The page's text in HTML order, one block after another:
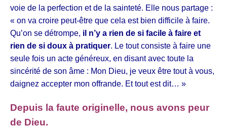
voie de la perfection et de la sainteté. Elle nous partage :
« on va croire peut-être que cela est bien difficile à faire.
Qu’on se détrompe, il n’y a rien de si facile à faire et
rien de si doux à pratiquer. Le tout consiste à faire une
seule fois un acte généreux, en disant avec toute la
sincérité de son âme : Mon Dieu, je veux être tout à vous,
daignez accepter mon offrande. Et tout est dit… »
Depuis la faute originelle, nous avons peur
de Dieu.